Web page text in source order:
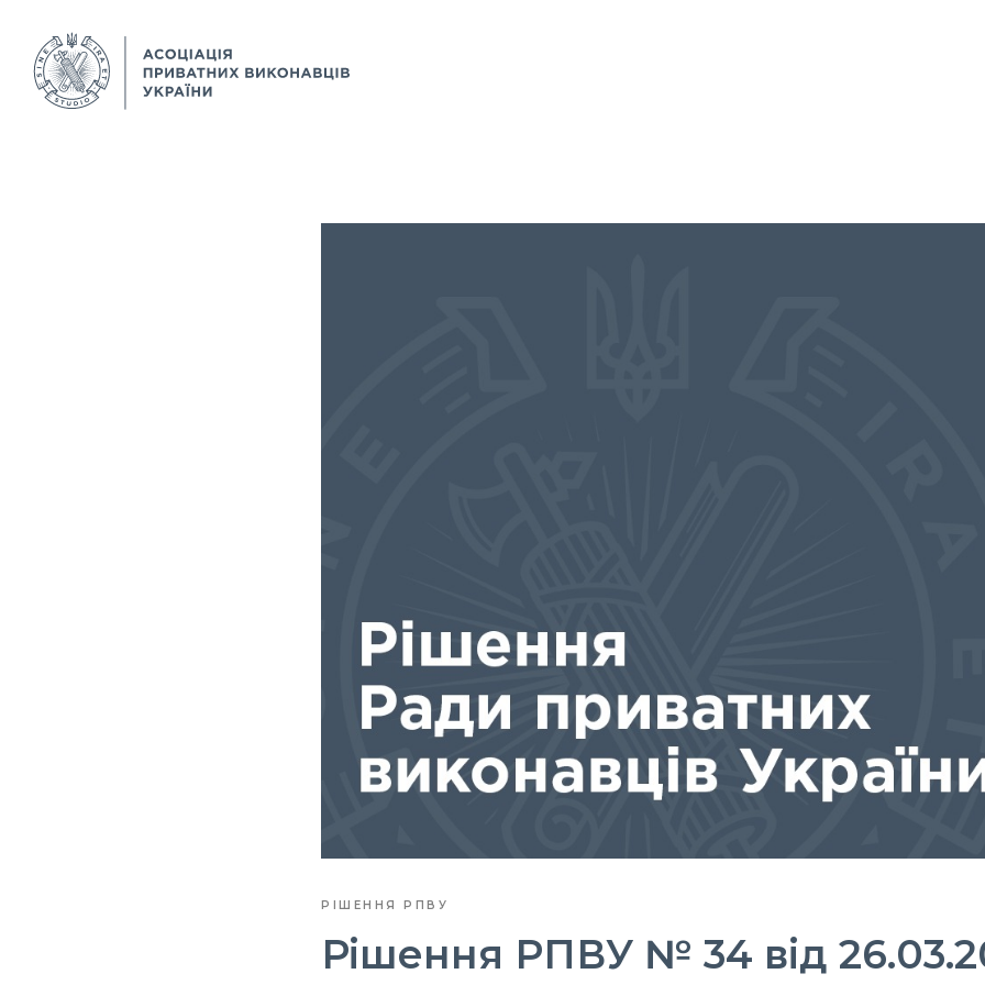
РІШЕННЯ РПВУ
Рішення РПВУ № 34 від